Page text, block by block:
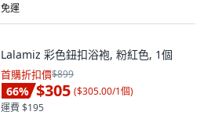
免運
Lalamiz 彩色鈕扣浴袍, 粉紅色, 1個
首購折扣價$899
66% $305 ($305.00/1個)
運費 $195